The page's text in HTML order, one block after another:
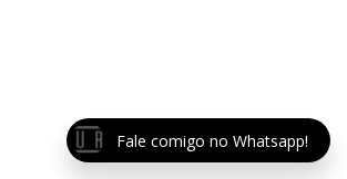
Fale comigo no Whatsapp!